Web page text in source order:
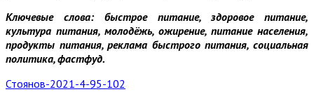
Ключевые слова: быстрое питание, здоровое питание,
культура питания, молодёжь, ожирение, питание населения,
продукты питания, реклама быстрого питания, социальная
политика, фастфуд.
Стоянов-2021-4-95-102